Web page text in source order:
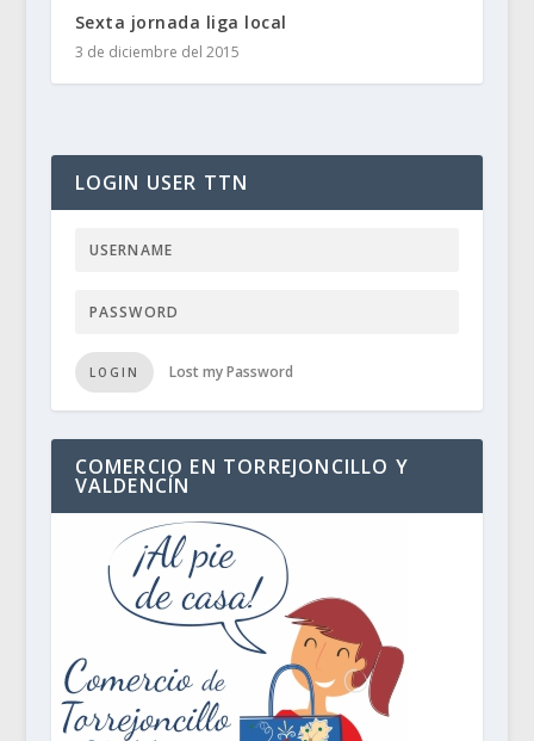
Sexta jornada liga local
3 de diciembre del 2015
LOGIN USER TTN
LOGIN Lost my Password
COMERCIO EN TORREJONCILLO Y
VALDENCÍN